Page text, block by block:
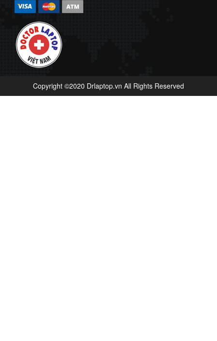
Copyright ©2020 Drlaptop.vn All Rights Reserved